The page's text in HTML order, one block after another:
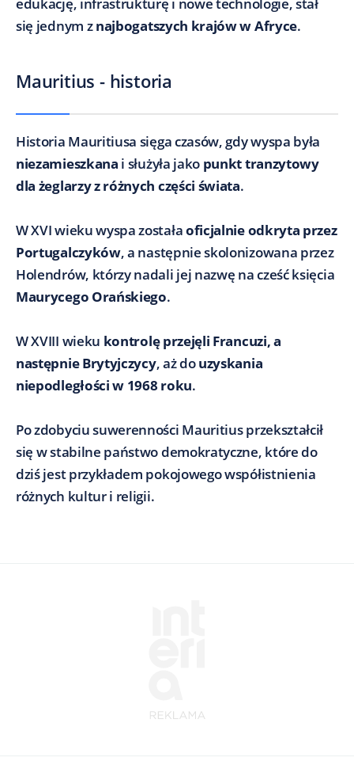
edukację, infrastrukturę i nowe technologie, stał
się jednym znajbogatszych krajów w Afryce.
Mauritius - historia
Historia Mauritiusa sięga czasów, gdy wyspa była
niezamieszkana i służyła jako punkt tranzytowy
dla żeglarzy z różnych części świata.
W XVI wieku wyspa zostałaoficjalnie odkryta przez
Portugalczyków, a następnie skolonizowana przez
Holendrów, którzy nadali jej nazwę na cześć księcia
Maurycego Orańskiego.
W XVIII wieku kontrolę przejęli Francuzi, a
następnie Brytyjczycy, aż douzyskania
niepodległości w 1968 roku.
Po zdobyciu suwerenności Mauritius przekształcił
się w stabilne państwo demokratyczne, które do
dziś jest przykładem pokojowego współistnienia
różnych kultur i religii.